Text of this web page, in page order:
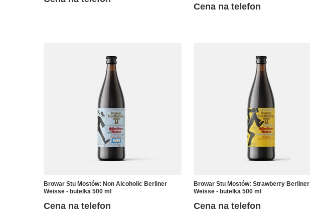
Cena na telefon
Browar Stu Mostów: Non Alcoholic Berliner
Weisse - butelka 500 ml
Cena na telefon
Browar Stu Mostów: Strawberry Berliner
Weisse - butelka 500 ml
Cena na telefon